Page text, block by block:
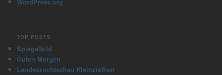
TOP POSTS
Spiegelbild
Guten Morgen
Landeszuchtschau Kleinziethen